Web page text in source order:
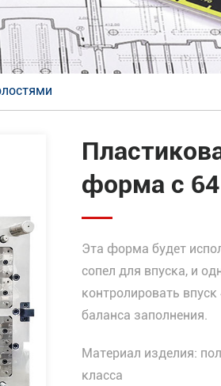
форма с
Эта форма будет
сопел для впуска, и
контролировать
баланса заполнения.
Материал изделия:
класса